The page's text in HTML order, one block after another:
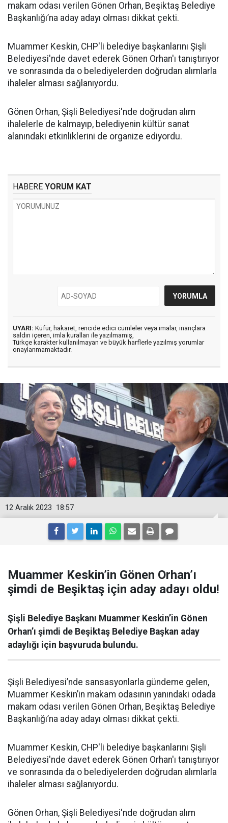
makam odası verilen Gönen Orhan, Beşiktaş Belediye
Başkanlığı’na aday adayı olması dikkat çekti.
Muammer Keskin, CHP'li belediye başkanlarını Şişli
Belediyesi'nde davet ederek Gönen Orhan'ı tanıştırıyor
ve sonrasında da o belediyelerden doğrudan alımlarla
ihaleler alması sağlanıyordu.
Gönen Orhan, Şişli Belediyesi'nde doğrudan alım
ihalelerle de kalmayıp, belediyenin kültür sanat
alanındaki etkinliklerini de organize ediyordu.
HABERE YORUM KAT
UYARI: Küfür, hakaret, rencide edici cümleler veya imalar, inançlara
saldırı içeren, imla kuralları ile yazılmamış,
Türkçe karakter kullanılmayan ve büyük harflerle yazılmış yorumlar
onaylanmamaktadır.
18:57
12 Aralık 2023
Muammer Keskin’in Gönen Orhan’ı
şimdi de Beşiktaş için aday adayı oldu!
Şişli Belediye Başkanı Muammer Keskin’in Gönen
Orhan’ı şimdi de Beşiktaş Belediye Başkan aday
adaylığı için başvuruda bulundu.
Şişli Belediyesi’nde sansasyonlarla gündeme gelen,
Muammer Keskin’in makam odasının yanındaki odada
makam odası verilen Gönen Orhan, Beşiktaş Belediye
Başkanlığı’na aday adayı olması dikkat çekti.
Muammer Keskin, CHP'li belediye başkanlarını Şişli
Belediyesi'nde davet ederek Gönen Orhan'ı tanıştırıyor
ve sonrasında da o belediyelerden doğrudan alımlarla
ihaleler alması sağlanıyordu.
Gönen Orhan, Şişli Belediyesi'nde doğrudan alım